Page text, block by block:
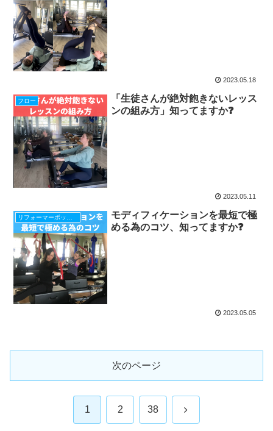
2023.05.18
フロー
「生徒さんが絶対飽きないレッス
ンの組み方」知ってますか❓
2023.05.11
モディフィケーションを最短で極
める為のコツ、知ってますか❓
2023.05.05
次のページ
1 2 38 次